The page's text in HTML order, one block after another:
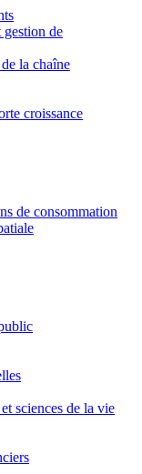
gestion de
la chaîne
croissance
de consommation
sciences de la vie